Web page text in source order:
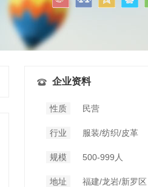
企业资料
性质 民营
行业 服装/纺织/皮革
规模 500-999人
地址 福建/龙岩/新罗区